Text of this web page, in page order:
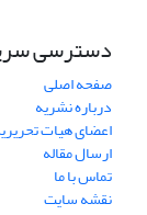
دسترسی
صفحه اصلی
درباره نشریه
اعضای هیات
ارسال مقاله
تماس با ما
نقشه سایت